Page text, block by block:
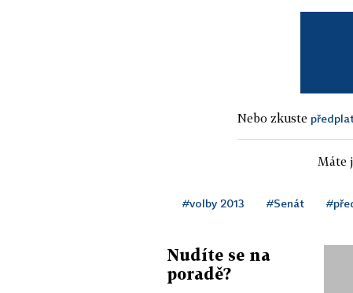
Nebo zkuste
Máte
#volby 2013 #Senát
Nudíte se na
poradě?